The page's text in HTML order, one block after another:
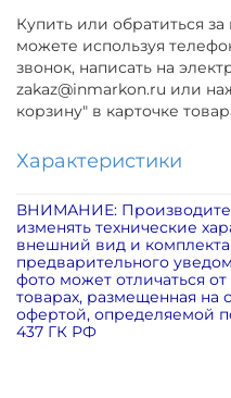
Купить или обратиться
можете используя
звонок, написать на
zakaz@inmarkon.ru или
корзину" в карточке
Характеристики
ВНИМАНИЕ:
изменять технические
внешний вид и
предварительного
фото может отличаться
товарах, размещенная на
офертой, определяемой
437 ГК РФ